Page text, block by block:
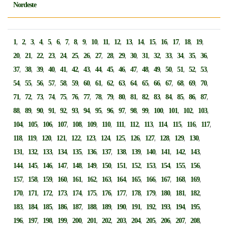
Nordeste
1,2,3,4,5,6,7,8,9, 10, 11, 12, 13, 14, 15, 16, 17, 18, 19,
20,21,22,23,24,25,26,27,28,29,30,31,32,33,34,35,36,
37,38,39,40,41,42,43,44,45,46,47,48,49,50,51,52,53,
54,55,56,57,58,59,60,61,62,63,64,65,66,67,68,69,70,
71,72,73,74,75,76,77,78,79,80,81,82,83,84,85,86,87,
88,89,90,91,92,93,94,95,96,97,98,99, 100, 101, 102, 103,
104, 105, 106, 107, 108, 109, 110, 111, 112, 113, 114, 115, 116, 117,
118, 119, 120, 121, 122, 123, 124, 125, 126, 127, 128, 129, 130,
131, 132, 133, 134, 135, 136, 137, 138, 139, 140, 141, 142, 143,
144, 145, 146, 147, 148, 149, 150, 151, 152, 153, 154, 155, 156,
157, 158, 159, 160, 161, 162, 163, 164, 165, 166, 167, 168, 169,
170, 171, 172, 173, 174, 175, 176, 177, 178, 179, 180, 181, 182,
183, 184, 185, 186, 187, 188, 189, 190, 191, 192, 193, 194, 195,
196, 197, 198, 199,200,201,202,203,204,205,206,207,208,